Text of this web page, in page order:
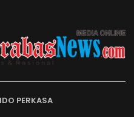
PERKASA